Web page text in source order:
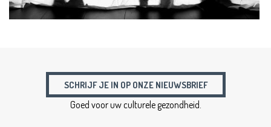
SCHRIJF JE IN OP ONZE NIEUWSBRIEF
Goed voor uw culturele gezondheid.